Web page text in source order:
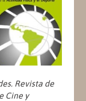
Revista de
Cine y